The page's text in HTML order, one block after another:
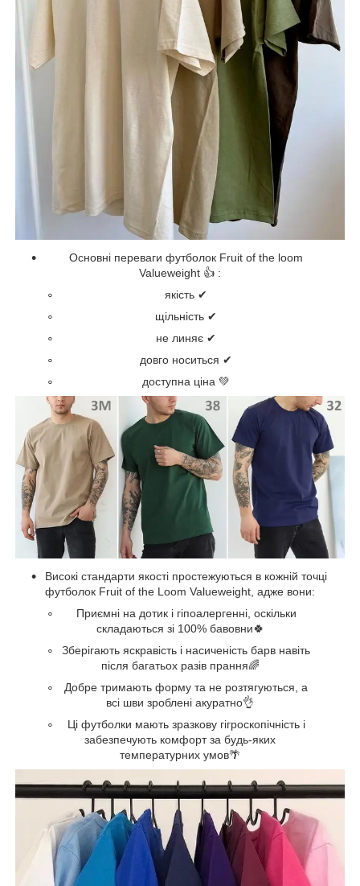
Основні переваги футболок Fruit of the loom
Valueweight 👍 :
якість ✔
щільність ✔
не линяє ✔
довго носиться ✔
доступна ціна 💚
Високі стандарти якості простежуються в кожній точці
футболок Fruit of the Loom Valueweight, адже вони:
Приємні на дотик і гіпоалергенні, оскільки
складаються зі 100% бавовни🍀
Зберігають яскравість і насиченість барв навіть
після багатьох разів прання🌈
Добре тримають форму та не розтягуються, а
всі шви зроблені акуратно👌
Ці футболки мають зразкову гігроскопічність і
забезпечують комфорт за будь-яких
температурних умов🌴